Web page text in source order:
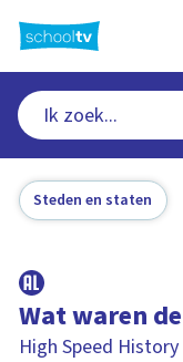
naar
hoofdinhoud
Steden en staten
Wat waren
High Speed History